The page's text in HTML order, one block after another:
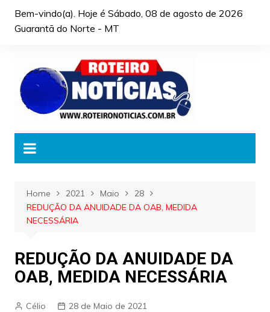
Bem-vindo(a). Hoje é Sábado, 08 de agosto de 2026
Guarantã do Norte - MT
Home 2021 Maio
28
REDUÇÃO DA ANUIDADE DA OAB, MEDIDA
NECESSÁRIA
REDUÇÃO DA ANUIDADE DA
OAB, MEDIDA NECESSÁRIA
Célio 28 de Maio de 2021